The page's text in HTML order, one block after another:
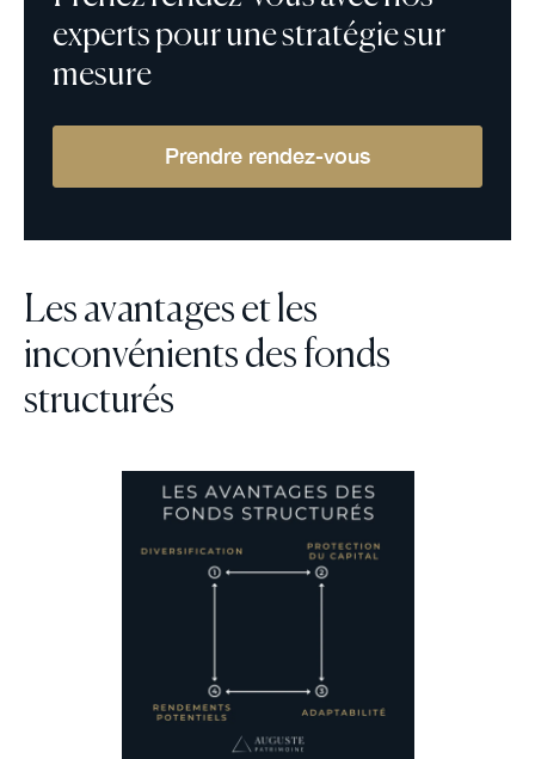
experts pour une stratégie sur
mesure
Prendre rendez-vous
Les avantages et les
inconvénients des fonds
structurés